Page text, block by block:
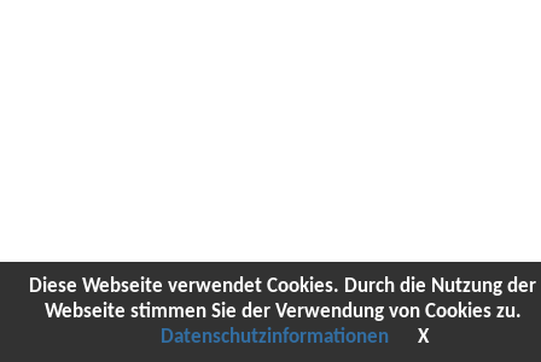
Diese Webseite verwendet Cookies. Durch die Nutzung der
Webseite stimmen Sie der Verwendung von Cookies zu.
Datenschutzinformationen
X